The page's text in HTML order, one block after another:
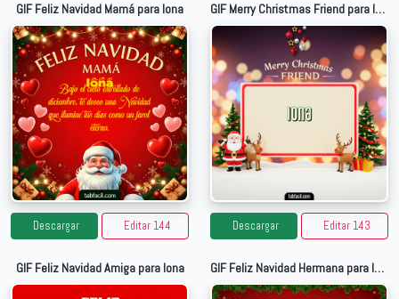
GIF Feliz Navidad Mamá para Iona
Descargar Editar 144
GIF Merry Christmas Friend para Iona
Descargar Editar 143
GIF Feliz Navidad Amiga para Iona GIF Feliz Navidad Hermana para Iona